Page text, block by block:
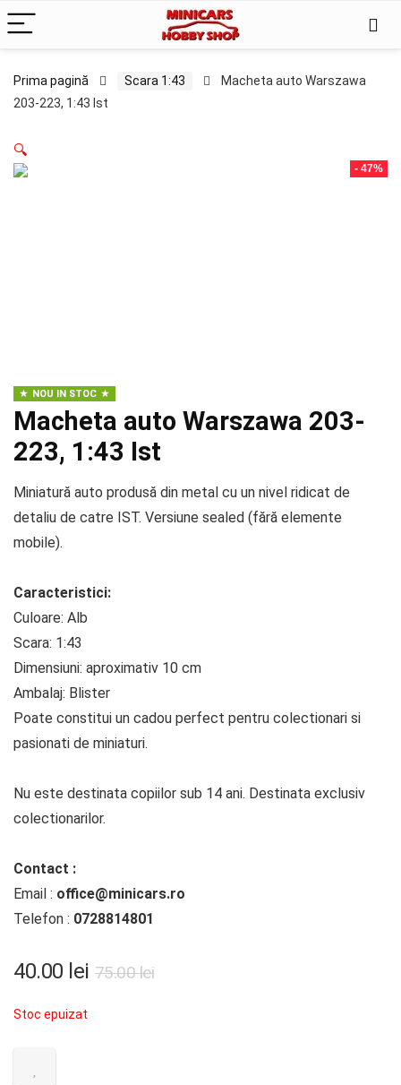
Prima pagină Scara 1:43
Macheta auto Warszawa
203-223, 1:43 Ist
- 47%
🔍
NOU IN STOC
Macheta auto Warszawa 203-
223, 1:43 Ist
Miniatură auto produsă din metal cu un nivel ridicat de
detaliu de catre IST. Versiune sealed (fără elemente
mobile).
Caracteristici:
Culoare: Alb
Scara: 1:43
Dimensiuni: aproximativ 10 cm
Ambalaj: Blister
Poate constitui un cadou perfect pentru colectionari si
pasionati de miniaturi.
Nu este destinata copiilor sub 14 ani. Destinata exclusiv
colectionarilor.
Contact :
Email : office@minicars.ro
Telefon : 0728814801
75.00leiPrețul
40.00 lei
Prețul
Stoc epuizat